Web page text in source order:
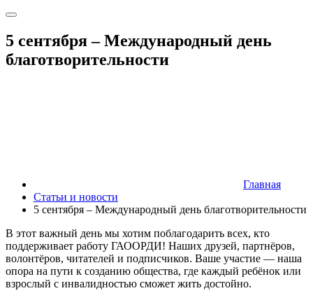
5 сентября – Международный день
благотворительности
Главная
Статьи и новости
5 сентября – Международный день благотворительности
В этот важный день мы хотим поблагодарить всех, кто
поддерживает работу ГАООРДИ! Наших друзей, партнёров,
волонтёров, читателей и подписчиков. Ваше участие — наша
опора на пути к созданию общества, где каждый ребёнок или
взрослый с инвалидностью сможет жить достойно.